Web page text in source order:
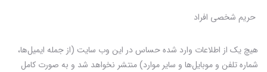
حریم شخصی افراد
هیچ یک از اطلاعات وارد شده حساس در این وب سایت (از جمله ایمیل‌ها،
شماره تلفن و موبایل‌ها و سایر موارد) منتشر نخواهد شد و به صورت کامل